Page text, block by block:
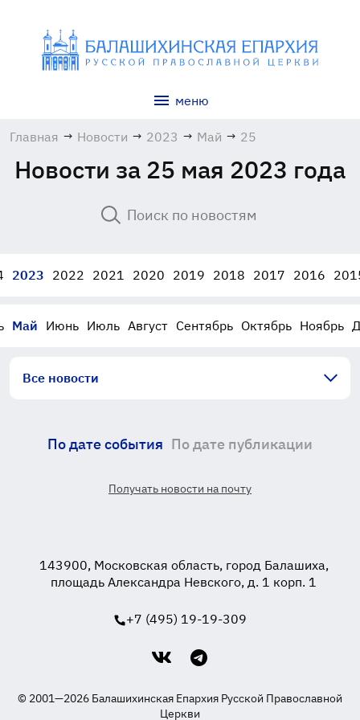
меню
Главная → Новости → 2023 → Май → 25
Новости за 25 мая 2023 года
2023 2022 2021 2020 2019 2018 2017 2016
Май Июнь Июль Август Сентябрь Октябрь Ноябрь
Все новости
По дате события По дате публикации
Получать новости на почту
143900, Московская область, город Балашиха,
площадь Александра Невского, д. 1 корп. 1
+7 (495) 19-19-309
© 2001—2026 Балашихинская Епархия Русской Православной
Церкви